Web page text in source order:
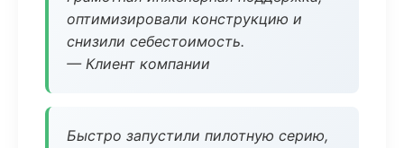
оптимизировали конструкцию и
снизили себестоимость.
— Клиент компании
Быстро запустили пилотную серию,